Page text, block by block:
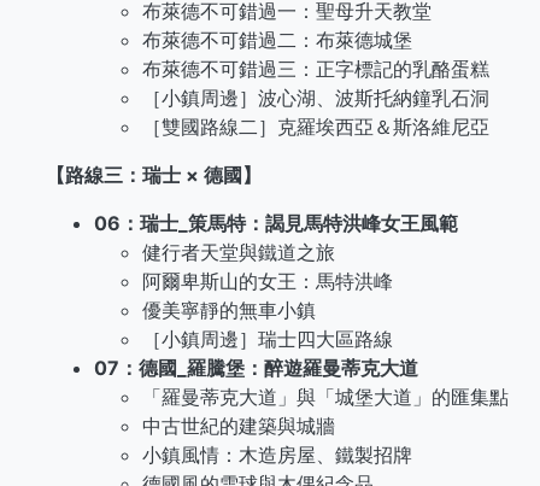
布萊德不可錯過一：聖母升天教堂
布萊德不可錯過二：布萊德城堡
布萊德不可錯過三：正字標記的乳酪蛋糕
［小鎮周邊］波心湖、波斯托納鐘乳石洞
［雙國路線二］克羅埃西亞＆斯洛維尼亞
【路線三：瑞士 × 德國】
06：瑞士_策馬特：謁見馬特洪峰女王風範
健行者天堂與鐵道之旅
阿爾卑斯山的女王：馬特洪峰
優美寧靜的無車小鎮
［小鎮周邊］瑞士四大區路線
07：德國_羅騰堡：醉遊羅曼蒂克大道
「羅曼蒂克大道」與「城堡大道」的匯集點
中古世紀的建築與城牆
小鎮風情：木造房屋、鐵製招牌